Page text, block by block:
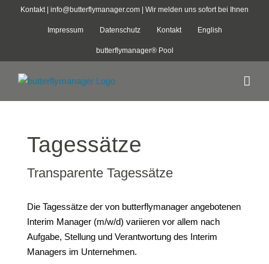
Kontakt | info@butterflymanager.com | Wir melden uns sofort bei Ihnen
Impressum Datenschutz Kontakt English
butterflymanager® Pool
Tagessätze
Transparente Tagessätze
Die Tagessätze der von butterflymanager angebotenen
Interim Manager (m/w/d) variieren vor allem nach
Aufgabe, Stellung und Verantwortung des Interim
Managers im Unternehmen.